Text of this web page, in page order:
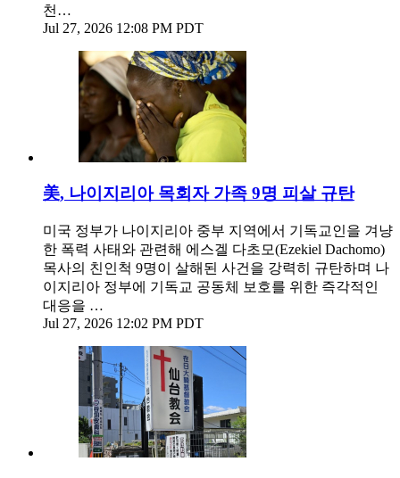
천…
Jul 27, 2026 12:08 PM PDT
美, 나이지리아 목회자 가족 9명 피살 규탄
미국 정부가 나이지리아 중부 지역에서 기독교인을 겨냥
한 폭력 사태와 관련해 에스겔 다초모(Ezekiel Dachomo)
목사의 친인척 9명이 살해된 사건을 강력히 규탄하며 나
이지리아 정부에 기독교 공동체 보호를 위한 즉각적인
대응을 …
Jul 27, 2026 12:02 PM PDT